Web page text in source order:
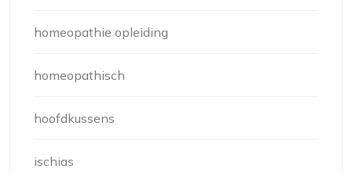
homeopathie opleiding
homeopathisch
hoofdkussens
ischias